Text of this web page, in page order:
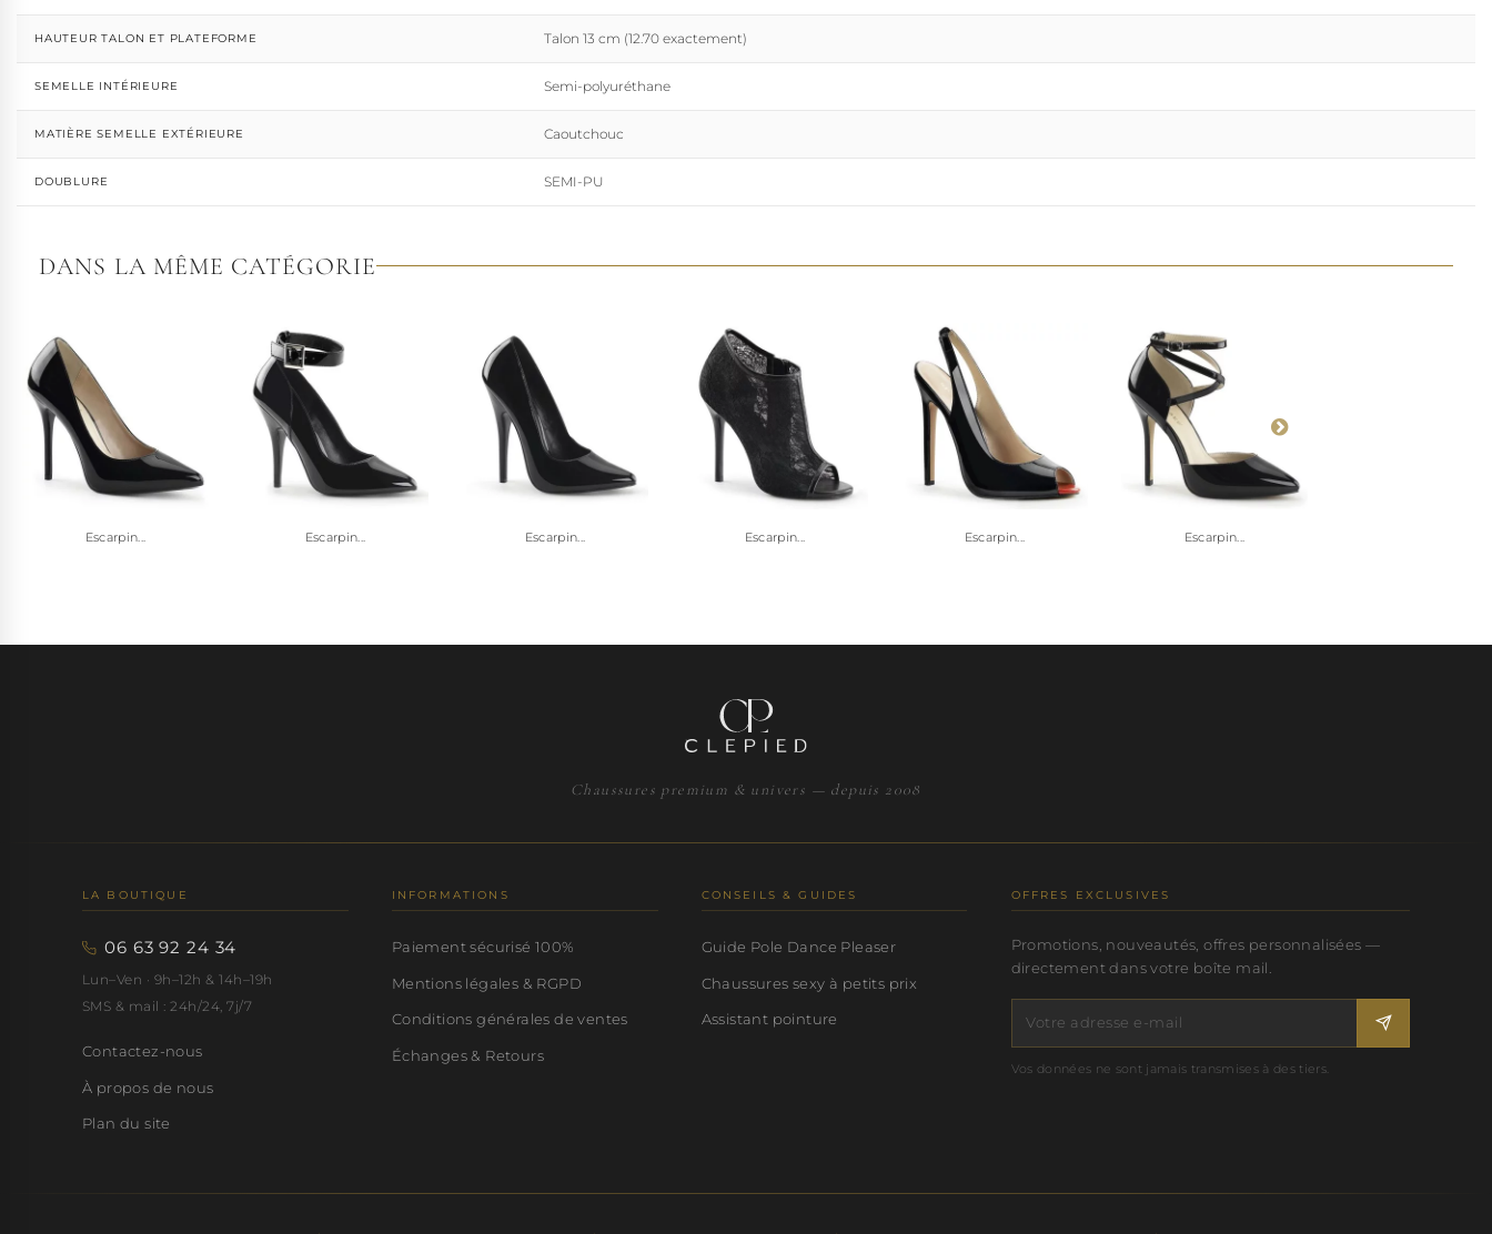
HAUTEUR TALON ET PLATEFORME Talon 13 cm (12.70 exactement)
SEMELLE INTÉRIEURE Semi-polyuréthane
MATIÈRE SEMELLE EXTÉRIEURE Caoutchouc
DOUBLURE SEMI-PU
DANS LA MÊME CATÉGORIE
Escarpin... Escarpin... Escarpin... Escarpin... Escarpin... Escarpin...
Chaussures premium & univers — depuis 2008
LA BOUTIQUE
06 63 92 24 34
Lun–Ven · 9h–12h & 14h–19h
SMS & mail : 24h/24, 7j/7
Contactez-nous
À propos de nous
Plan du site
INFORMATIONS
Paiement sécurisé 100%
Mentions légales & RGPD
Conditions générales de ventes
Échanges & Retours
CONSEILS & GUIDES
Guide Pole Dance Pleaser
Chaussures sexy à petits prix
Assistant pointure
OFFRES EXCLUSIVES
Promotions, nouveautés, offres personnalisées —
directement dans votre boîte mail.
Vos données ne sont jamais transmises à des tiers.